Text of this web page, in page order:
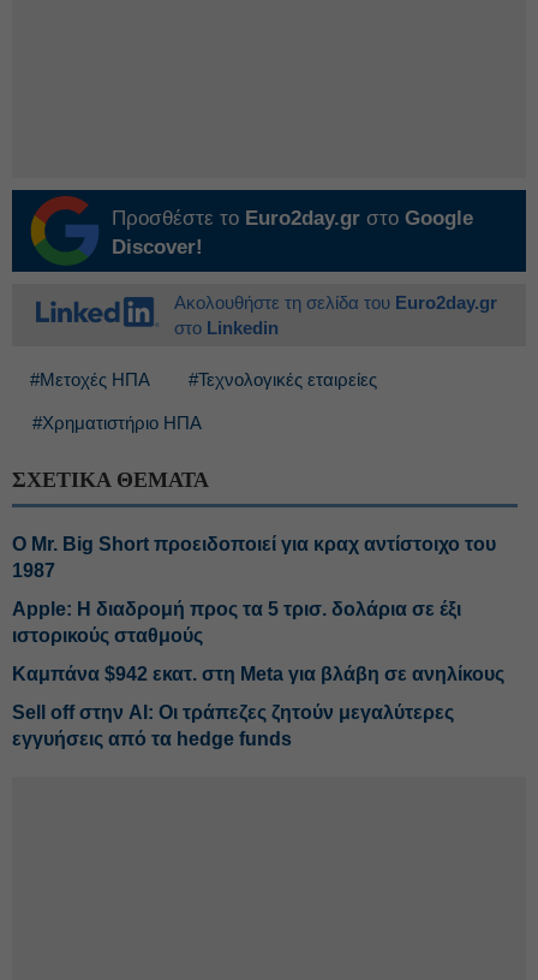
Προσθέστε το Euro2day.gr στο Google
Discover!
Ακολουθήστε τη σελίδα του Euro2day.gr
στο Linkedin
#Μετοχές ΗΠΑ #Τεχνολογικές εταιρείες
#Χρηματιστήριο ΗΠΑ
ΣΧΕΤΙΚΑ ΘΕΜΑΤΑ
O Mr. Big Short προειδοποιεί για κραχ αντίστοιχο του
1987
Apple: Η διαδρομή προς τα 5 τρισ. δολάρια σε έξι
ιστορικούς σταθμούς
Καμπάνα $942 εκατ. στη Meta για βλάβη σε ανηλίκους
Sell off στην AI: Οι τράπεζες ζητούν μεγαλύτερες
εγγυήσεις από τα hedge funds